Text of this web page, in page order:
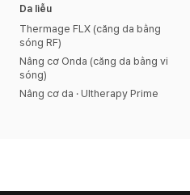
Da liễu
Thermage FLX (căng da bằng
sóng RF)
Nâng cơ Onda (căng da bằng vi
sóng)
Nâng cơ da · Ultherapy Prime